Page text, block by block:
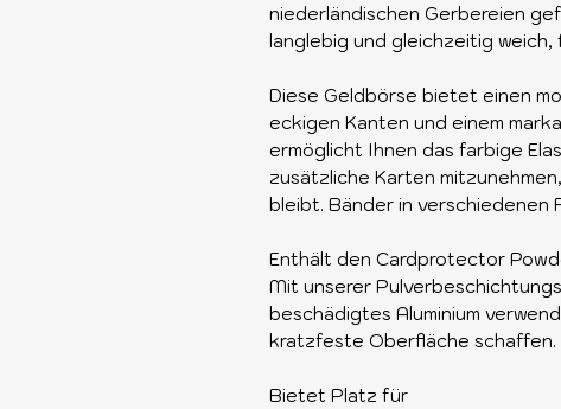
niederländischen Gerbereien
langlebig und gleichzeitig weich,
Diese Geldbörse bietet einen
eckigen Kanten und einem
ermöglicht Ihnen das farbige
zusätzliche Karten
bleibt. Bänder in verschiedenen
Enthält den Cardprotector
Mit unserer
beschädigtes Aluminium
kratzfeste Oberfläche schaffen.
Bietet Platz für